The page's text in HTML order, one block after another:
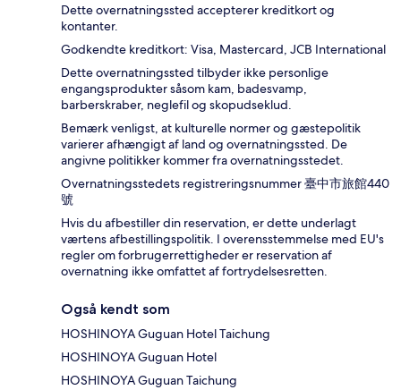
Dette overnatningssted accepterer kreditkort og
kontanter.
Godkendte kreditkort: Visa, Mastercard, JCB International
Dette overnatningssted tilbyder ikke personlige
engangsprodukter såsom kam, badesvamp,
barberskraber, neglefil og skopudseklud.
Bemærk venligst, at kulturelle normer og gæstepolitik
varierer afhængigt af land og overnatningssted. De
angivne politikker kommer fra overnatningsstedet.
Overnatningsstedets registreringsnummer 臺中市旅館440
號
Hvis du afbestiller din reservation, er dette underlagt
værtens afbestillingspolitik. I overensstemmelse med EU's
regler om forbrugerrettigheder er reservation af
overnatning ikke omfattet af fortrydelsesretten.
Også kendt som
HOSHINOYA Guguan Hotel Taichung
HOSHINOYA Guguan Hotel
HOSHINOYA Guguan Taichung